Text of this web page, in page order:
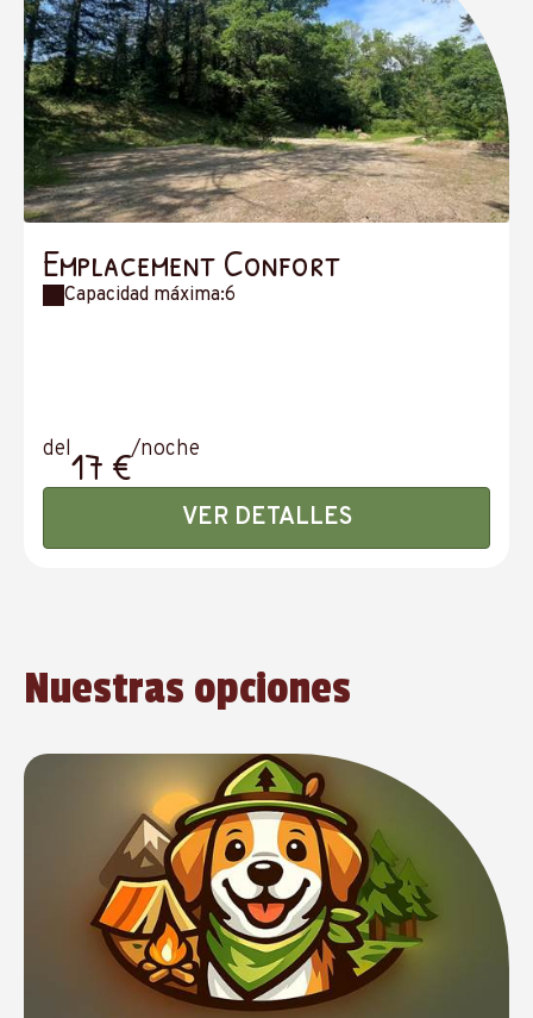
Emplacement Confort
Capacidad máxima:6
del17 €/noche
VER DETALLES
Nuestras opciones